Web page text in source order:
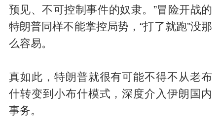
预见、不可控制事件的奴隶。”冒险开战的
特朗普同样不能掌控局势，“打了就跑”没那
么容易。
真如此，特朗普就很有可能不得不从老布
什转变到小布什模式，深度介入伊朗国内
事务。